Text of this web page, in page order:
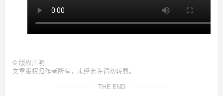
© 版权声明
文章版权归作者所有，未经允许请勿转载。
THE END